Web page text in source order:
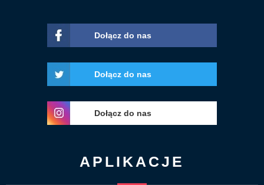
Dołącz do nas
Dołącz do nas
Dołącz do nas
APLIKACJE